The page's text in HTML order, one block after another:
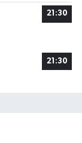
21:30
21:30